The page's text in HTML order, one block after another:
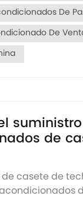
De
De
de
casete de